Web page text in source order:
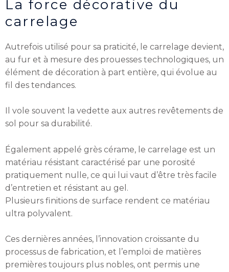
La force décorative du
carrelage
Autrefois utilisé pour sa praticité, le carrelage devient,
au fur et à mesure des prouesses technologiques, un
élément de décoration à part entière, qui évolue au
fil des tendances.
Il vole souvent la vedette aux autres revêtements de
sol pour sa durabilité.
Également appelé grès cérame, le carrelage est un
matériau résistant caractérisé par une porosité
pratiquement nulle, ce qui lui vaut d’être très facile
d’entretien et résistant au gel.
Plusieurs finitions de surface rendent ce matériau
ultra polyvalent.
Ces dernières années, l’innovation croissante du
processus de fabrication, et l’emploi de matières
premières toujours plus nobles, ont permis une